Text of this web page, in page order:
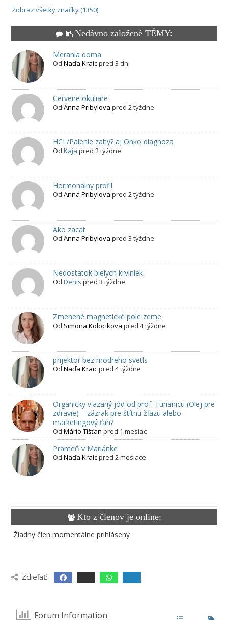
Zobraz všetky značky (1350)
Nedávno založené TÉMY:
Merania doma
Od Naďa Kraicpred 3 dni
Cervene okuliare
Od Anna Pribylova pred 2 týždne
HCL/Palenie zahy? aj Onko diagnoza
Od Kaja pred 2 týždne
Hormonalny profil
Od Anna Pribylova pred 2 týždne
Ako zacat
Od Anna Pribylova pred 3 týždne
Nedostatok bielych krviniek.
Od Denis pred 3 týždne
Zmenené magnetické pole zeme
Od Simona Kolocikova pred 4 týždne
prijektor bez modreho svetls
Od Naďa Kraicpred 4 týždne
Organicky viazaný jód od prof. Turianicu (Olej pre
zdravie) – zázrak pre štítnu žľazu alebo
marketingový ťah?
Od Mário Tišťan pred 1 mesiac
Prameň v Mariánke
Od Naďa Kraicpred 2 mesiace
Kto z členov je online:
Žiadny člen momentálne prihlásený
Zdieľať:
Forum Information